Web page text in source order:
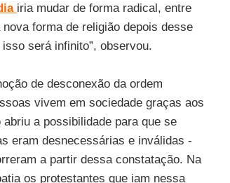
iria mudar de forma radical, entre
forma de religião depois desse
será infinito”, observou.
de desconexão da ordem
vivem em sociedade graças aos
a possibilidade para que se
eram desnecessárias e inválidas -
a partir dessa constatação. Na
os protestantes que iam nessa